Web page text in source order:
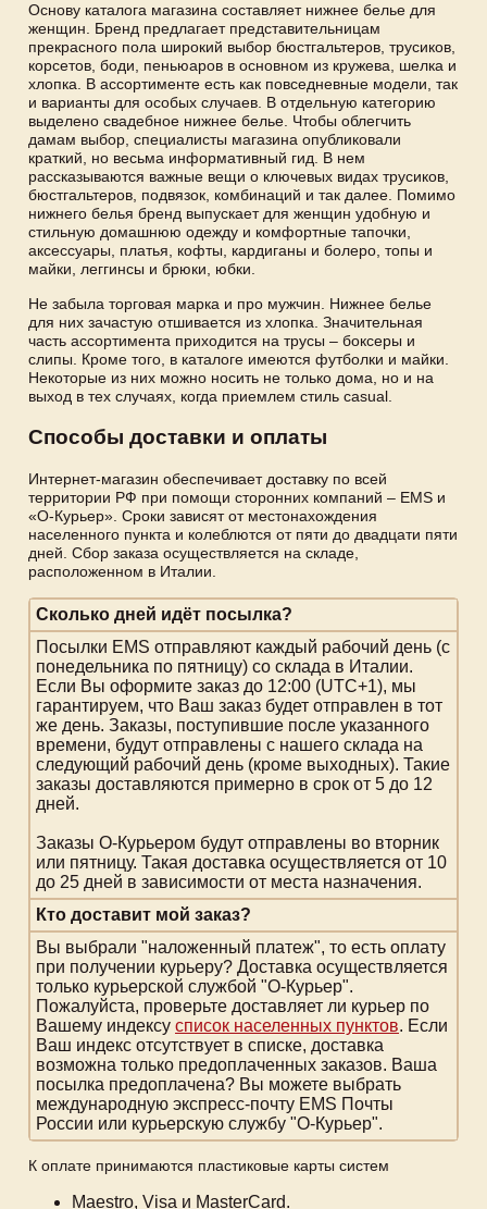
Основу каталога магазина составляет нижнее белье для
женщин. Бренд предлагает представительницам
прекрасного пола широкий выбор бюстгальтеров, трусиков,
корсетов, боди, пеньюаров в основном из кружева, шелка и
хлопка. В ассортименте есть как повседневные модели, так
и варианты для особых случаев. В отдельную категорию
выделено свадебное нижнее белье. Чтобы облегчить
дамам выбор, специалисты магазина опубликовали
краткий, но весьма информативный гид. В нем
рассказываются важные вещи о ключевых видах трусиков,
бюстгальтеров, подвязок, комбинаций и так далее. Помимо
нижнего белья бренд выпускает для женщин удобную и
стильную домашнюю одежду и комфортные тапочки,
аксессуары, платья, кофты, кардиганы и болеро, топы и
майки, леггинсы и брюки, юбки.
Не забыла торговая марка и про мужчин. Нижнее белье
для них зачастую отшивается из хлопка. Значительная
часть ассортимента приходится на трусы – боксеры и
слипы. Кроме того, в каталоге имеются футболки и майки.
Некоторые из них можно носить не только дома, но и на
выход в тех случаях, когда приемлем стиль casual.
Способы доставки и оплаты
Интернет-магазин обеспечивает доставку по всей
территории РФ при помощи сторонних компаний – EMS и
«О-Курьер». Сроки зависят от местонахождения
населенного пункта и колеблются от пяти до двадцати пяти
дней. Сбор заказа осуществляется на складе,
расположенном в Италии.
Сколько дней идёт посылка?
Посылки EMS отправляют каждый рабочий день (с
понедельника по пятницу) со склада в Италии.
Если Вы оформите заказ до 12:00 (UTC+1), мы
гарантируем, что Ваш заказ будет отправлен в тот
же день. Заказы, поступившие после указанного
времени, будут отправлены с нашего склада на
следующий рабочий день (кроме выходных). Такие
заказы доставляются примерно в срок от 5 до 12
дней.
Заказы О-Курьером будут отправлены во вторник
или пятницу. Такая доставка осуществляется от 10
до 25 дней в зависимости от места назначения.
Кто доставит мой заказ?
Вы выбрали "наложенный платеж", то есть оплату
при получении курьеру? Доставка осуществляется
только курьерской службой "О-Курьер".
Пожалуйста, проверьте доставляет ли курьер по
Вашему индексу список населенных пунктов. Если
Ваш индекс отсутствует в списке, доставка
возможна только предоплаченных заказов. Ваша
посылка предоплачена? Вы можете выбрать
международную экспресс-почту EMS Почты
России или курьерскую службу "О-Курьер".
К оплате принимаются пластиковые карты систем
Maestro, Visa и MasterCard.